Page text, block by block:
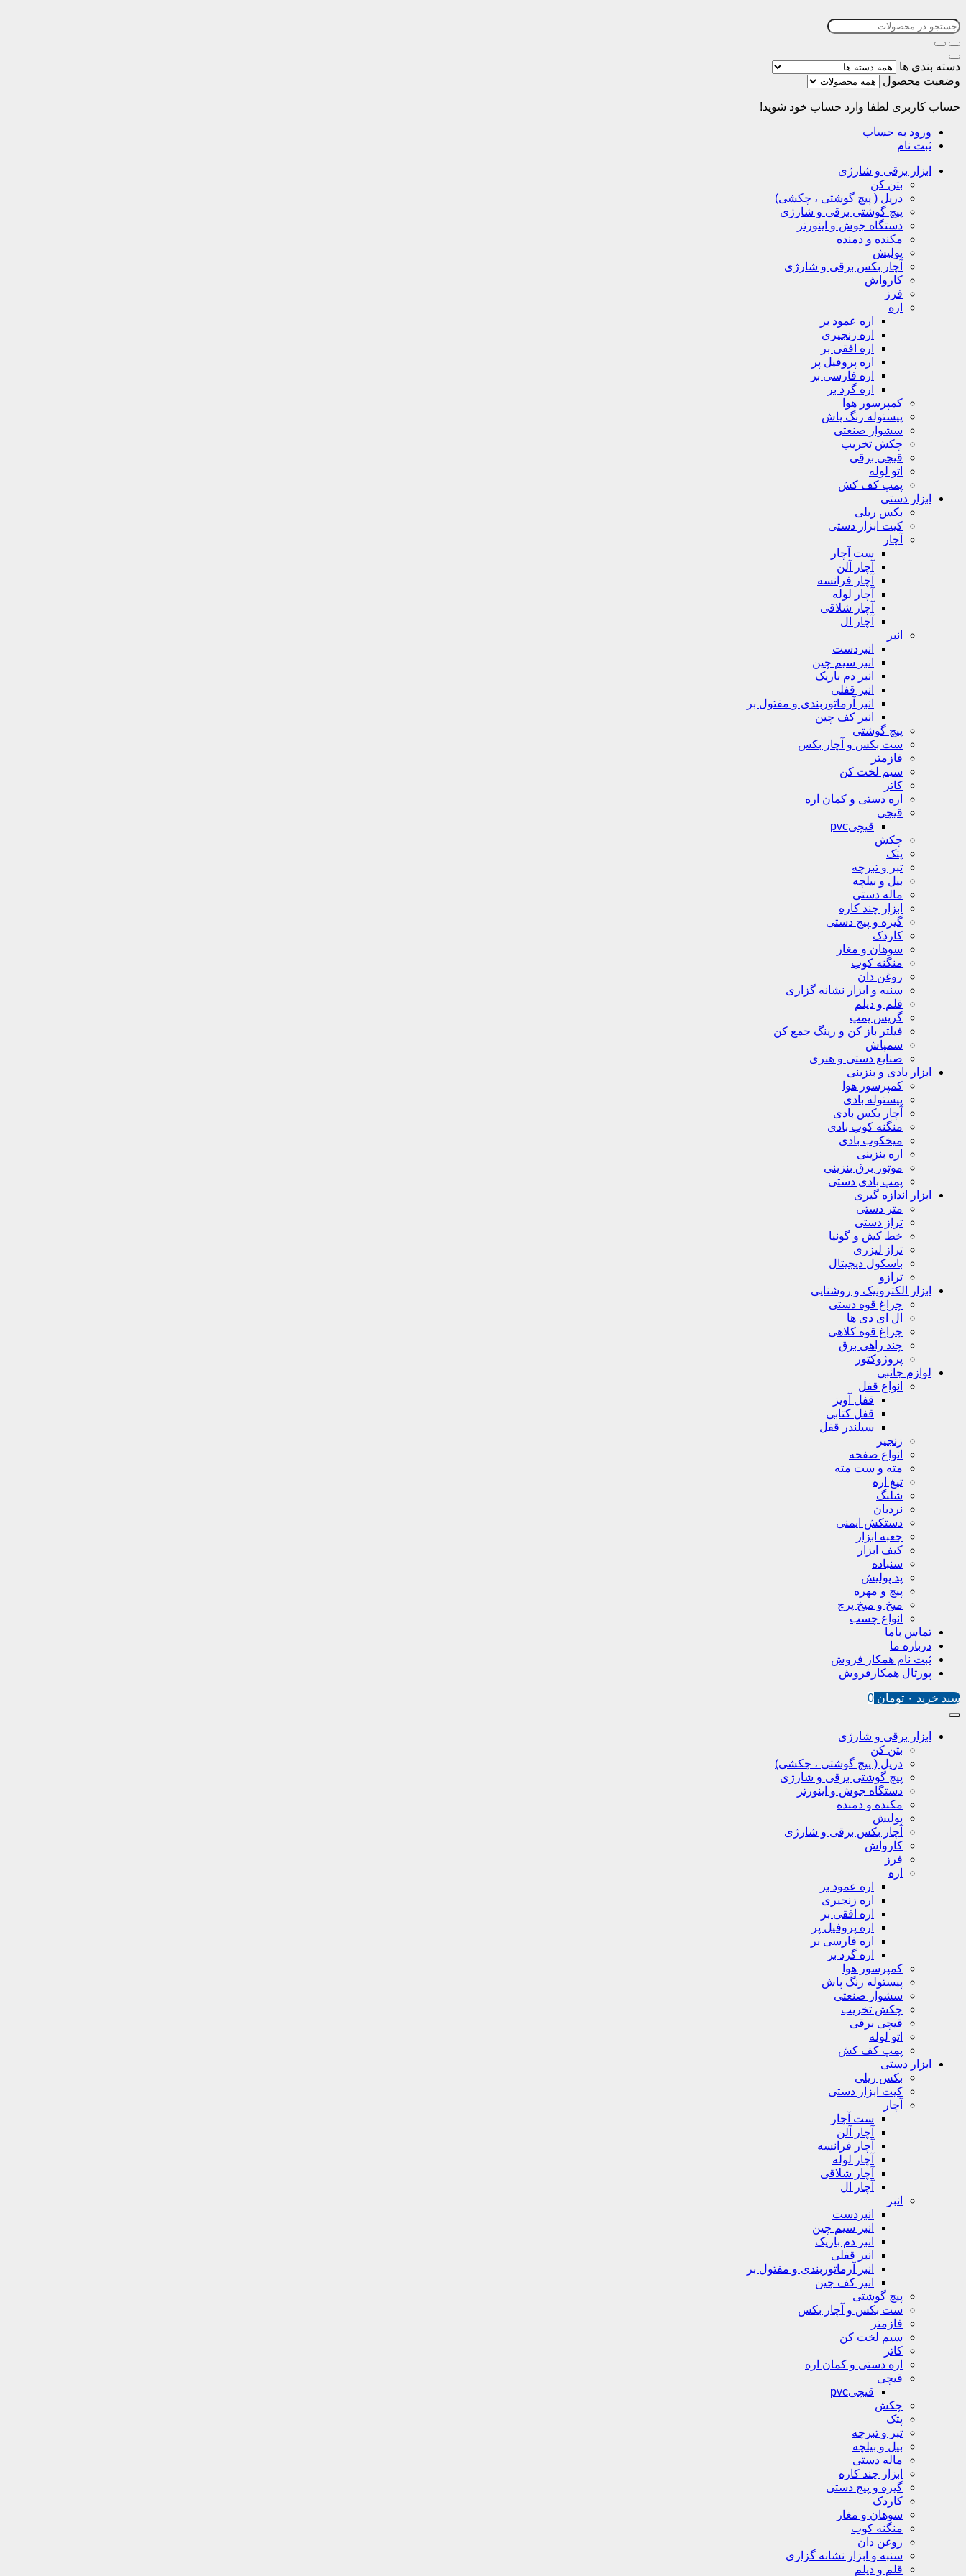
دسته بندی ها
وضعیت محصول
حساب کاربری لطفا وارد حساب خود شوید!
ورود به حساب
ثبت نام
ابزار برقی و شارژی
بتن کن
دریل ( پیچ گوشتی ، چکشی)
پیچ گوشتی برقی و شارژی
دستگاه جوش و اینورتر
مکنده و دمنده
پولیش
آچار بکس برقی و شارژی
کارواش
فرز
اره
اره عمود بر
اره زنجیری
اره افقی بر
اره پروفیل پر
اره فارسی بر
اره گرد بر
کمپرسور هوا
پیستوله رنگ پاش
سشوار صنعتی
چکش تخریب
قیچی برقی
اتو لوله
پمپ کف کش
ابزار دستی
بکس ریلی
کیت ابزار دستی
آچار
ست آچار
آچار آلن
آچار فرانسه
آچار لوله
آچار شلاقی
آچار ال
انبر
انبردست
انبر سیم چین
انبر دم باریک
انبر قفلی
انبر آرماتوربندی و مفتول بر
انبر کف چین
پیچ گوشتی
ست بکس و آچار بکس
فازمتر
سیم لخت کن
کاتر
اره دستی و کمان اره
قیچی
قیچیpvc
چکش
پتک
تبر و تبرچه
بیل و بیلچه
ماله دستی
ابزار چند کاره
گیره و پیج دستی
کاردک
سوهان و مغار
منگنه کوب
روغن دان
سنبه و ابزار نشانه گزاری
قلم و دیلم
گریس پمپ
فیلتر باز کن و رینگ جمع کن
سمپاش
صنایع دستی و هنری
ابزار بادی و بنزینی
کمپرسور هوا
پیستوله بادی
آچار بکس بادی
منگنه کوب بادی
میخکوب بادی
اره بنزینی
موتور برق بنزینی
پمپ بادی دستی
ابزار اندازه گیری
متر دستی
تراز دستی
خط کش و گونیا
تراز لیزری
باسکول دیجیتال
ترازو
ابزار الکترونیک و روشنایی
چراغ قوه دستی
ال ای دی ها
چراغ قوه کلاهی
چند راهی برق
پروژوکتور
لوازم جانبی
انواع قفل
قفل آویز
قفل کتابی
سیلندر قفل
زنجیر
انواع صفحه
مته و ست مته
تیغ اره
شلنگ
نردبان
دستکش ایمنی
جعبه ابزار
کیف ابزار
سنباده
پد پولیش
پیچ و مهره
میخ و میخ پرچ
انواع چسب
تماس باما
درباره ما
ثبت نام همکار فروش
پورتال همکارفروش
سبد خرید ۰ تومان 0
ابزار برقی و شارژی
بتن کن
دریل ( پیچ گوشتی ، چکشی)
پیچ گوشتی برقی و شارژی
دستگاه جوش و اینورتر
مکنده و دمنده
پولیش
آچار بکس برقی و شارژی
کارواش
فرز
اره
اره عمود بر
اره زنجیری
اره افقی بر
اره پروفیل پر
اره فارسی بر
اره گرد بر
کمپرسور هوا
پیستوله رنگ پاش
سشوار صنعتی
چکش تخریب
قیچی برقی
اتو لوله
پمپ کف کش
ابزار دستی
بکس ریلی
کیت ابزار دستی
آچار
ست آچار
آچار آلن
آچار فرانسه
آچار لوله
آچار شلاقی
آچار ال
انبر
انبردست
انبر سیم چین
انبر دم باریک
انبر قفلی
انبر آرماتوربندی و مفتول بر
انبر کف چین
پیچ گوشتی
ست بکس و آچار بکس
فازمتر
سیم لخت کن
کاتر
اره دستی و کمان اره
قیچی
قیچیpvc
چکش
پتک
تبر و تبرچه
بیل و بیلچه
ماله دستی
ابزار چند کاره
گیره و پیج دستی
کاردک
سوهان و مغار
منگنه کوب
روغن دان
سنبه و ابزار نشانه گزاری
قلم و دیلم